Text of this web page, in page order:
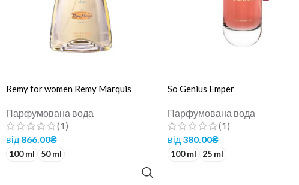
Remy for women Remy Marquis
Парфумована вода
(1)
від 866.00₴
100 ml 50 ml
So Genius Emper
Парфумована вода
(1)
від 380.00₴
100 ml 25 ml